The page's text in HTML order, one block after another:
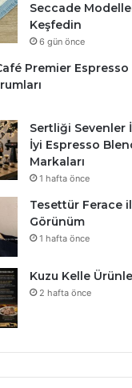
Seccade
Keşfedin
6 gün önce
Premier Espresso
Sertliği Sevenler
İyi Espresso
Markaları
1 hafta önce
Tesettür Ferace
Görünüm
1 hafta önce
Kuzu Kelle
2 hafta önce